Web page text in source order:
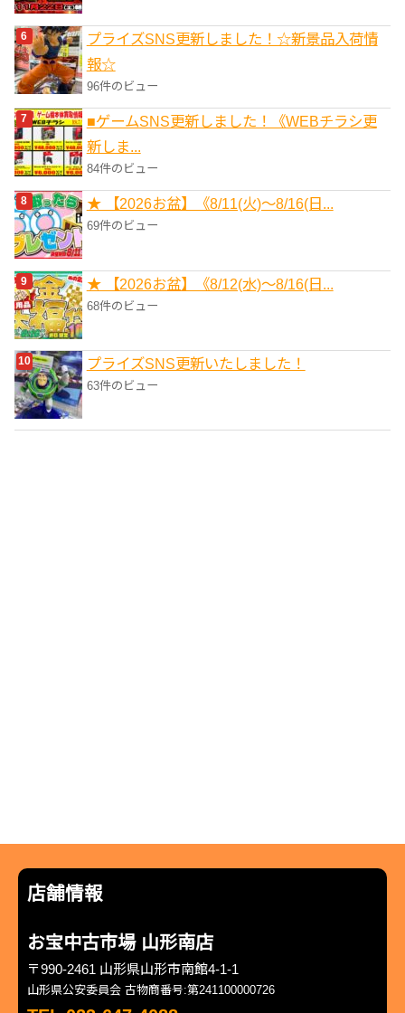
プライズSNS更新しました！☆新景品入荷情
報☆
96件のビュー
■ゲームSNS更新しました！《WEBチラシ更
新しま...
84件のビュー
★ 【2026お盆】《8/11(火)～8/16(日...
69件のビュー
★ 【2026お盆】《8/12(水)～8/16(日...
68件のビュー
プライズSNS更新いたしました！
63件のビュー
店舗情報
お宝中古市場 山形南店
〒990-2461 山形県山形市南館4-1-1
山形県公安委員会 古物商番号:第241100000726